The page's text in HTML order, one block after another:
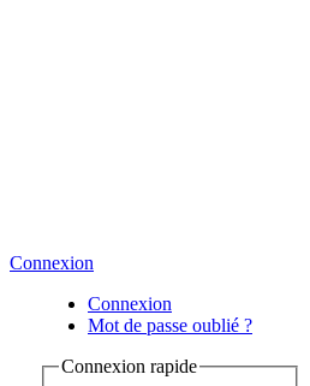
Connexion
Connexion
Mot de passe oublié ?
Connexion rapide